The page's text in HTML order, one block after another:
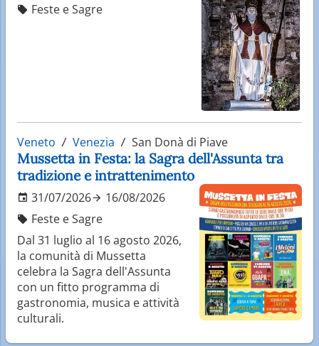
Feste e Sagre
Veneto Venezia San Donà di Piave
Mussetta in Festa: la Sagra dell'Assunta tra
tradizione e intrattenimento
31/07/2026
16/08/2026
Feste e Sagre
Dal 31 luglio al 16 agosto 2026,
la comunità di Mussetta
celebra la Sagra dell'Assunta
con un fitto programma di
gastronomia, musica e attività
culturali.